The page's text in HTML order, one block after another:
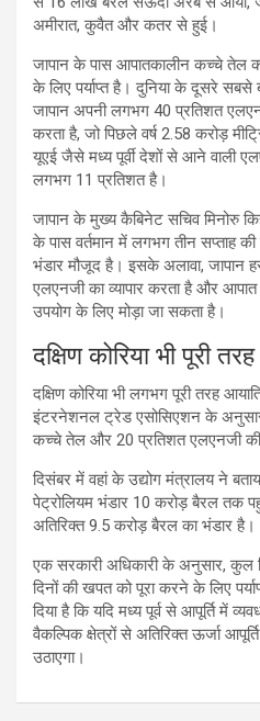
अमीरात, कुवैत और कतर से हुई।
जापान के पास आपातकालीन कच्चे तेल
के लिए पर्याप्त है। दुनिया के दूसरे
जापान अपनी लगभग 40 प्रतिशत
करता है, जो पिछले वर्ष 2.58 करोड़
यूएई जैसे मध्य पूर्वी देशों से आने वाली
लगभग 11 प्रतिशत है।
जापान के मुख्य कैबिनेट सचिव मिनोरु
के पास वर्तमान में लगभग तीन सप्ताह
भंडार मौजूद है। इसके अलावा, जापान
एलएनजी का व्यापार करता है और
उपयोग के लिए मोड़ा जा सकता है।
दक्षिण कोरिया भी पूरी
दक्षिण कोरिया भी लगभग पूरी तरह
इंटरनेशनल ट्रेड एसोसिएशन के
कच्चे तेल और 20 प्रतिशत एलएनजी की
दिसंबर में वहां के उद्योग मंत्रालय ने
पेट्रोलियम भंडार 10 करोड़ बैरल तक
अतिरिक्त 9.5 करोड़ बैरल का भंडार है।
एक सरकारी अधिकारी के अनुसार, कुल
दिनों की खपत को पूरा करने के लिए
दिया है कि यदि मध्य पूर्व से आपूर्ति में
वैकल्पिक क्षेत्रों से अतिरिक्त ऊर्जा
उठाएगा।